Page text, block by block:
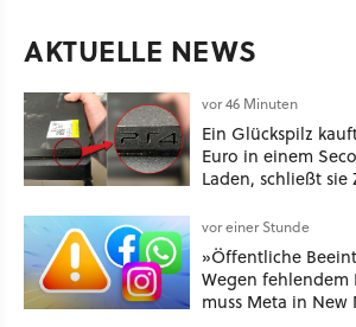
AKTUELLE NEWS
vor 46 Minuten
Ein Glückspilz
Euro in einem
Laden, schließt sie
funktionierende
GameStar]
vor einer Stunde
»Öffentliche
Wegen fehlendem
muss Meta in New